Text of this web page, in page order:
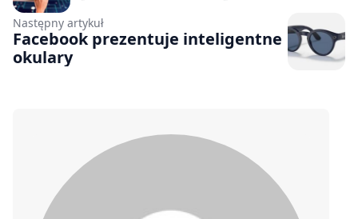
Następny artykuł
Facebook prezentuje inteligentne
okulary